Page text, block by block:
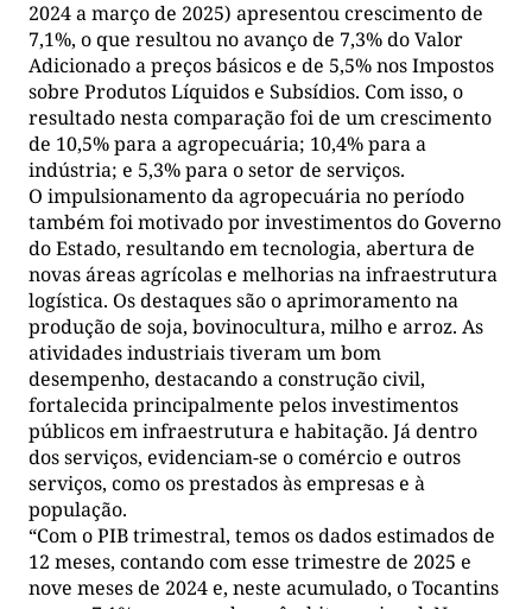
2024 a março de 2025) apresentou crescimento de
7,1%, o que resultou no avanço de 7,3% do Valor
Adicionado a preços básicos e de 5,5% nos Impostos
sobre Produtos Líquidos e Subsídios. Com isso, o
resultado nesta comparação foi de um crescimento
de 10,5% para a agropecuária; 10,4% para a
indústria; e 5,3% para o setor de serviços.
O impulsionamento da agropecuária no período
também foi motivado por investimentos do Governo
do Estado, resultando em tecnologia, abertura de
novas áreas agrícolas e melhorias na infraestrutura
logística. Os destaques são o aprimoramento na
produção de soja, bovinocultura, milho e arroz. As
atividades industriais tiveram um bom
desempenho, destacando a construção civil,
fortalecida principalmente pelos investimentos
públicos em infraestrutura e habitação. Já dentro
dos serviços, evidenciam-se o comércio e outros
serviços, como os prestados às empresas e à
população.
“Com o PIB trimestral, temos os dados estimados de
12 meses, contando com esse trimestre de 2025 e
nove meses de 2024 e, neste acumulado, o Tocantins